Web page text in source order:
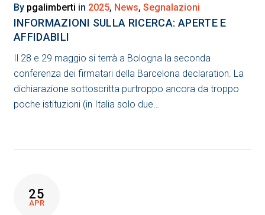
By pgalimberti in 2025, News, Segnalazioni
INFORMAZIONI SULLA RICERCA: APERTE E
AFFIDABILI
Il 28 e 29 maggio si terrà a Bologna la seconda
conferenza dei firmatari della Barcelona declaration. La
dichiarazione sottoscritta purtroppo ancora da troppo
poche istituzioni (in Italia solo due…
25
APR